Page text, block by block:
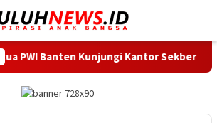
Banten Kunjungi Kantor Sekber PWI